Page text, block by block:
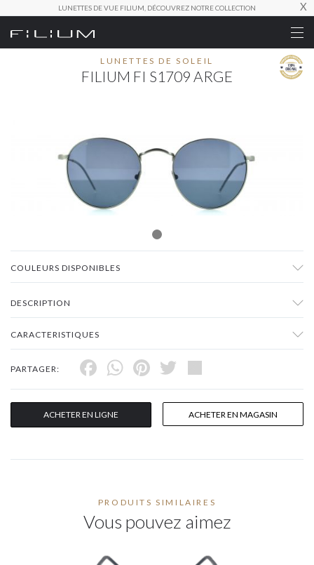
LUNETTES DE VUE FILIUM, DÉCOUVREZ NOTRE COLLECTION X
LUNETTES DE SOLEIL
FILIUM FI S1709 ARGE
COULEURS DISPONIBLES
DESCRIPTION
CARACTERISTIQUES
PARTAGER: Facebook
WhatsApp
Pinterest
Twitter
ACHETER EN LIGNE ACHETER EN MAGASIN
PRODUITS SIMILAIRES
Vous pouvez aimez